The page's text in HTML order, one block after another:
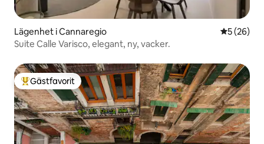
Lägenhet i Cannaregio 5 av 5 i
5 (26)
Suite Calle Varisco, elegant, ny, vacker.
Populär gästfavorit
Gästfavorit